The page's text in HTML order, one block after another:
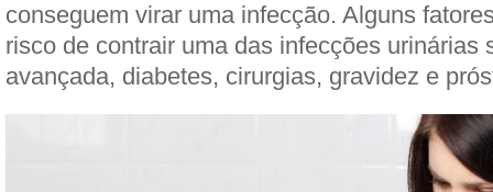
conseguem virar uma infecção. Alguns
risco de contrair uma das infecções urinárias
avançada, diabetes, cirurgias, gravidez e